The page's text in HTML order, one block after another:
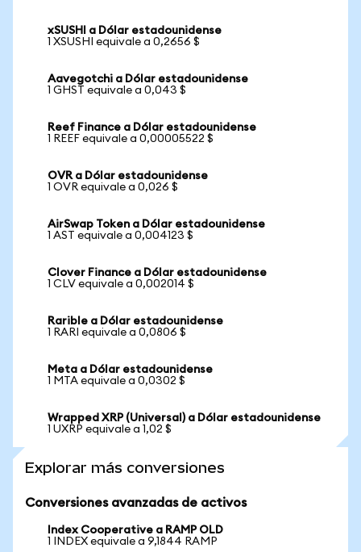
xSUSHI a Dólar estadounidense
1 XSUSHI equivale a 0,2656 $
Aavegotchi a Dólar estadounidense
1 GHST equivale a 0,043 $
Reef Finance a Dólar estadounidense
1 REEF equivale a 0,00005522 $
OVR a Dólar estadounidense
1 OVR equivale a 0,026 $
AirSwap Token a Dólar estadounidense
1 AST equivale a 0,004123 $
Clover Finance a Dólar estadounidense
1 CLV equivale a 0,002014 $
Rarible a Dólar estadounidense
1 RARI equivale a 0,0806 $
Meta a Dólar estadounidense
1 MTA equivale a 0,0302 $
Wrapped XRP (Universal) a Dólar estadounidense
1 UXRP equivale a 1,02 $
Explorar más conversiones
Conversiones avanzadas de activos
Index Cooperative a RAMP OLD
1 INDEX equivale a 9,1844 RAMP